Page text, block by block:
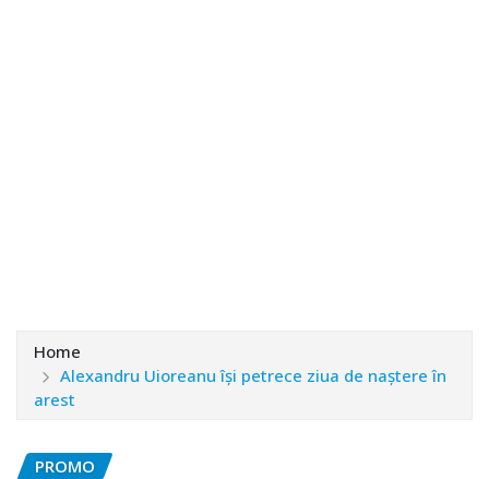
Home
Alexandru Uioreanu îşi petrece ziua de naştere în
arest
PROMO